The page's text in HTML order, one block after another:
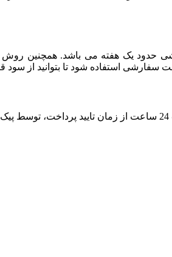
یک هفته می باشد. همچنین روش
استفاده شود تا بتوانید از سود